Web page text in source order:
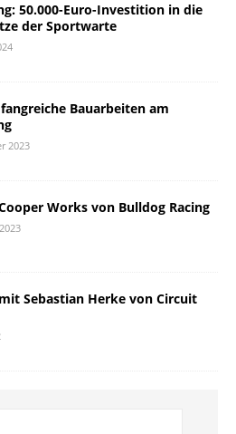
50.000-Euro-Investition in die
der Sportwarte
Bauarbeiten am
2023
Works von Bulldog Racing
Sebastian Herke von Circuit